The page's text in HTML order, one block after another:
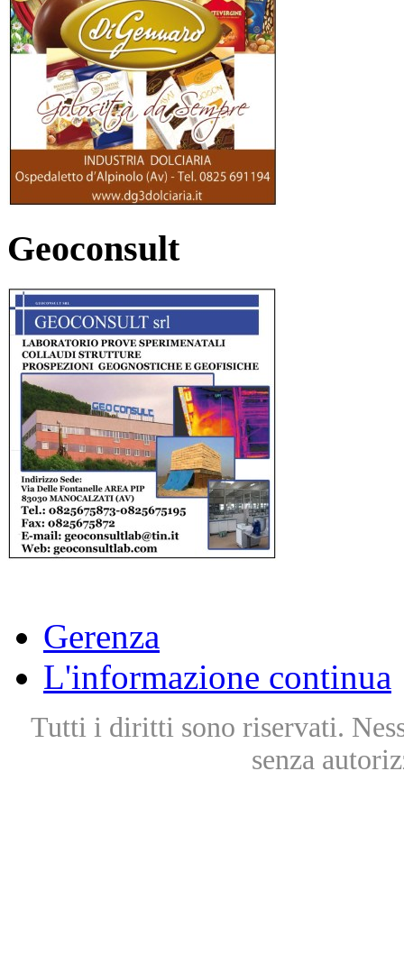
Geoconsult
Gerenza
L'informazione continua
Tutti i diritti sono riservati.
senza